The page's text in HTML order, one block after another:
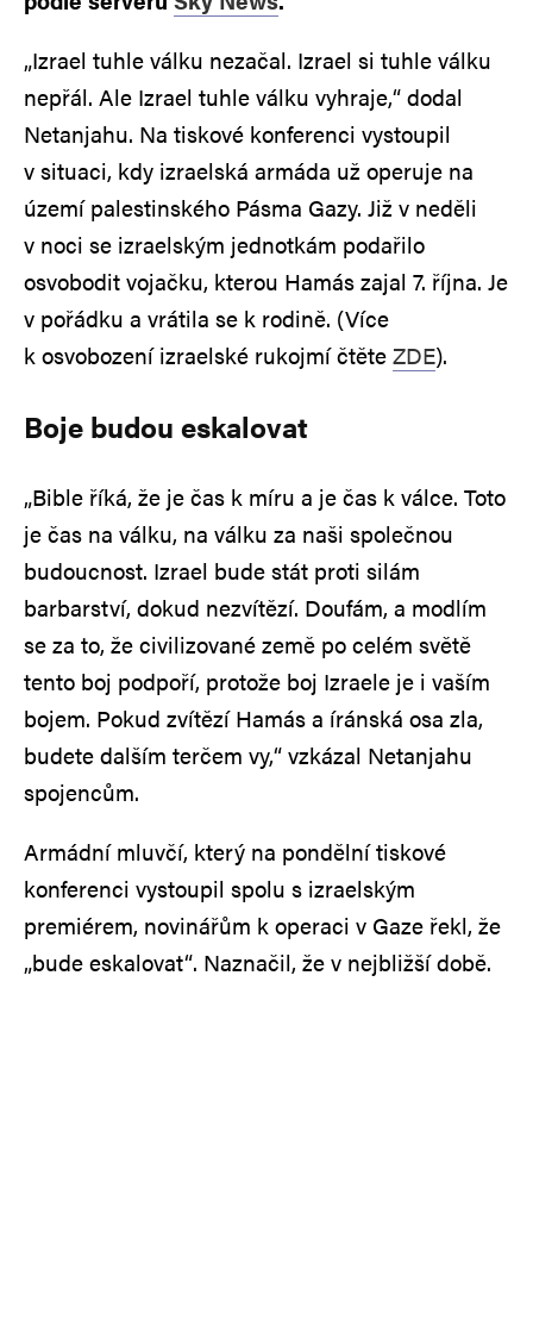
„Izrael tuhle válku nezačal. Izrael si tuhle válku
nepřál. Ale Izrael tuhle válku vyhraje,“ dodal
Netanjahu. Na tiskové konferenci vystoupil
v situaci, kdy izraelská armáda už operuje na
území palestinského Pásma Gazy. Již v neděli
v noci se izraelským jednotkám podařilo
osvobodit vojačku, kterou Hamás zajal 7. října. Je
v pořádku a vrátila se k rodině. (Více
k osvobození izraelské rukojmí čtěteZDE).
Boje budou eskalovat
„Bible říká, že je čas k míru a je čas k válce. Toto
je čas na válku, na válku za naši společnou
budoucnost. Izrael bude stát proti silám
barbarství, dokud nezvítězí. Doufám, a modlím
se za to, že civilizované země po celém světě
tento boj podpoří, protože boj Izraele je i vaším
bojem. Pokud zvítězí Hamás a íránská osa zla,
budete dalším terčem vy,“ vzkázal Netanjahu
spojencům.
Armádní mluvčí, který na pondělní tiskové
konferenci vystoupil spolu s izraelským
premiérem, novinářům k operaci v Gaze řekl, že
„bude eskalovat“. Naznačil, že v nejbližší době.